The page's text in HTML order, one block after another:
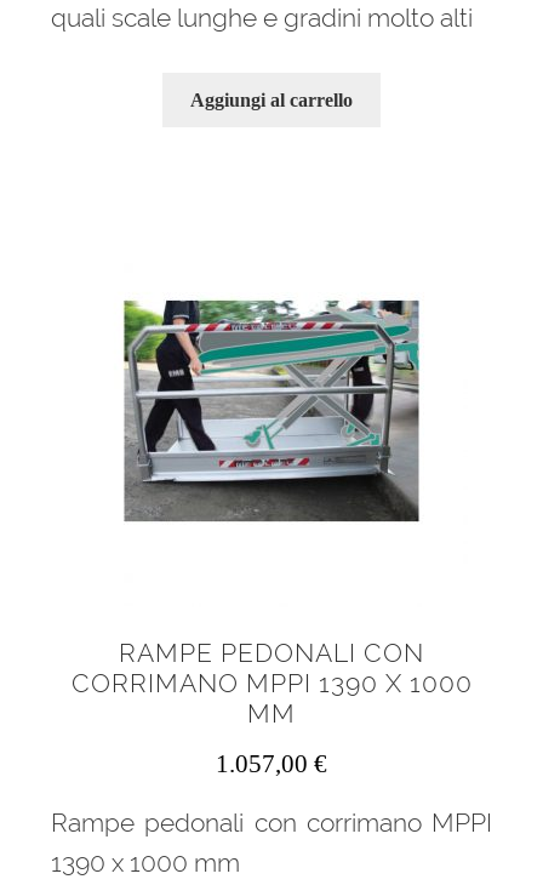
quali scale lunghe e gradini molto alti
Aggiungi al carrello
RAMPE PEDONALI CON
CORRIMANO MPPI 1390 X 1000
MM
1.057,00 €
Rampe pedonali con corrimano MPPI
1390 x 1000 mm